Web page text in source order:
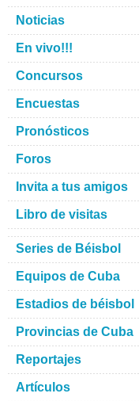
Noticias
En vivo!!!
Concursos
Encuestas
Pronósticos
Foros
Invita a tus amigos
Libro de visitas
Series de Béisbol
Equipos de Cuba
Estadios de béisbol
Provincias de Cuba
Reportajes
Artículos